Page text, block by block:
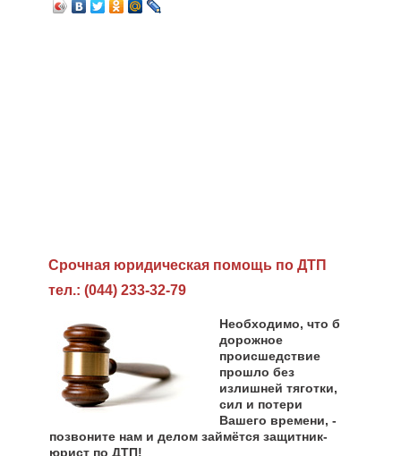
Cрочная юридическая помощь по ДТП
тел.: (044) 233-32-79
Необходимо, что б
дорожное
происшедствие
прошло без
излишней тяготки,
сил и потери
Вашего времени, -
позвоните нам и делом займётся защитник-
юрист по ДТП!